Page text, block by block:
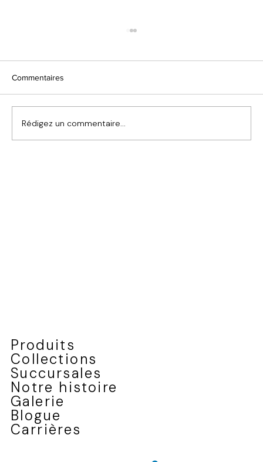
Commentaires
Rédigez un commentaire...
Produits
Collections
Succursales
Notre histoire
Galerie
Blogue
Carrières